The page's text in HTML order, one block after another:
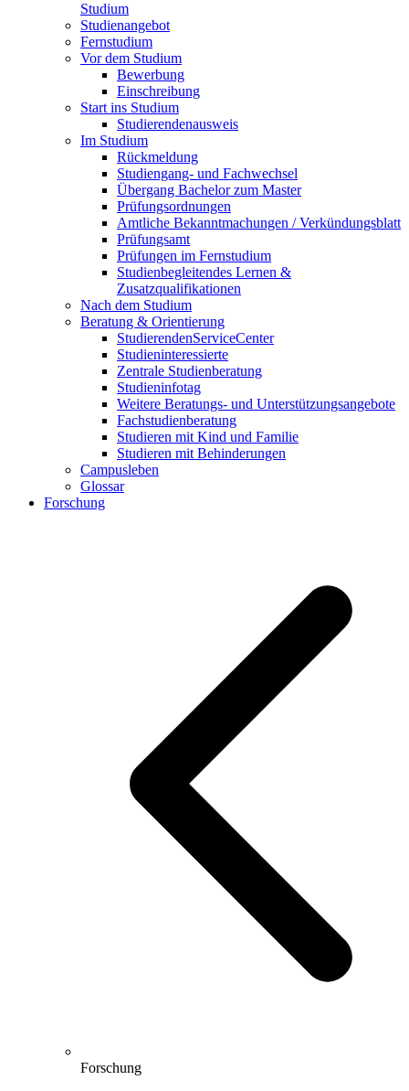
Studium
Studienangebot
Fernstudium
Vor dem Studium
Bewerbung
Einschreibung
Start ins Studium
Studierendenausweis
Im Studium
Rückmeldung
Studiengang- und Fachwechsel
Übergang Bachelor zum Master
Prüfungsordnungen
Amtliche Bekanntmachungen / Verkündungsblatt
Prüfungsamt
Prüfungen im Fernstudium
Studienbegleitendes Lernen &
Zusatzqualifikationen
Nach dem Studium
Beratung & Orientierung
StudierendenServiceCenter
Studieninteressierte
Zentrale Studienberatung
Studieninfotag
Weitere Beratungs- und Unterstützungsangebote
Fachstudienberatung
Studieren mit Kind und Familie
Studieren mit Behinderungen
Campusleben
Glossar
Forschung
Forschung